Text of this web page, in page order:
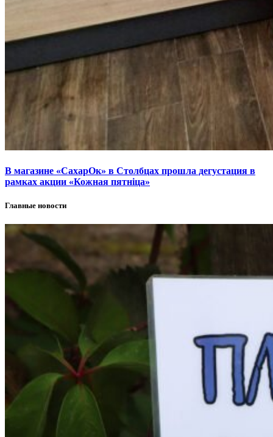
В магазине «СахарОк» в Столбцах прошла дегустация в
рамках акции «Кожная пятніца»
Главные новости